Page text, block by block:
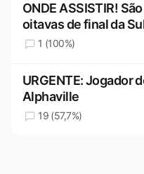
ONDE ASSISTIR!
oitavas de final da
1 (100%)
URGENTE: Jogador
Alphaville
19 (57,7%)